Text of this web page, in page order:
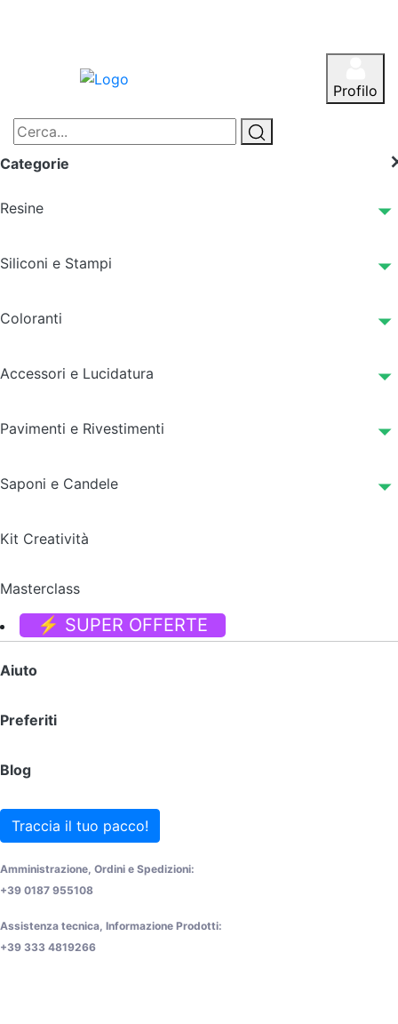
Profilo
Categorie
Resine
Siliconi e Stampi
Coloranti
Accessori e Lucidatura
Pavimenti e Rivestimenti
Saponi e Candele
Kit Creatività
Masterclass
⚡ SUPER OFFERTE
Aiuto
Preferiti
Blog
Traccia il tuo pacco!
Amministrazione, Ordini e Spedizioni:
+39 0187 955108
Assistenza tecnica, Informazione Prodotti:
+39 333 4819266